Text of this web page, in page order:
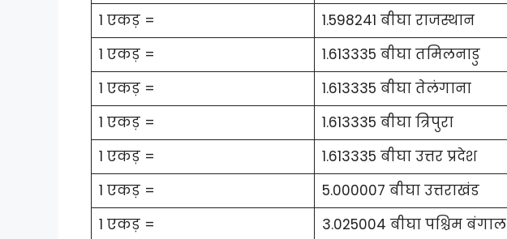
1 एकड़ =
1.598241 बीघा राजस्थान
1 एकड़ =
1.613335 बीघा तमिलनाडु
1 एकड़ =
1.613335 बीघा तेलंगाना
1 एकड़ =
1.613335 बीघा त्रिपुरा
1 एकड़ =
1.613335 बीघा उत्तर प्रदेश
1 एकड़ =
5.000007 बीघा उत्तराखंड
1 एकड़ =
3.025004 बीघा पश्चिम बंगाल